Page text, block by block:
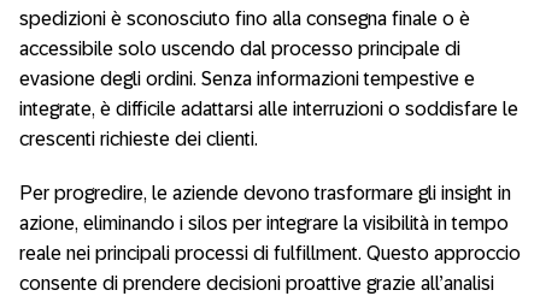
spedizioni è sconosciuto fino alla consegna finale o è
accessibile solo uscendo dal processo principale di
evasione degli ordini. Senza informazioni tempestive e
integrate, è difficile adattarsi alle interruzioni o soddisfare le
crescenti richieste dei clienti.
Per progredire, le aziende devono trasformare gli insight in
azione, eliminando i silos per integrare la visibilità in tempo
reale nei principali processi di fulfillment. Questo approccio
consente di prendere decisioni proattive grazie all’analisi